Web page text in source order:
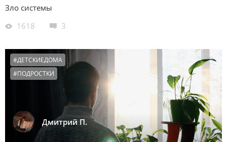
Зло системы
1618
3
Дмитрий П.
#ДЕТСКИЕДОМА
#ПОДРОСТКИ